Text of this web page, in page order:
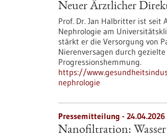
Neuer Ärztlicher
Prof. Dr. Jan Halbritter ist seit
Nephrologie am
stärkt er die Versorgung von
Nierenversagen durch
Progressionshemmung.
https://
nephrologie
Pressemitteilung - 24.04.2026
Nanofiltration: